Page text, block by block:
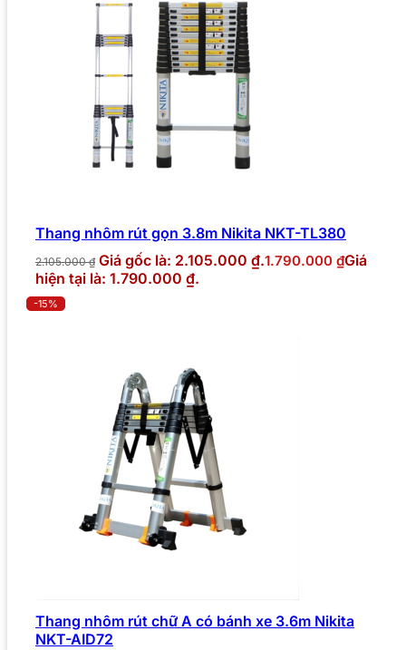
Thang nhôm rút gọn 3.8m Nikita NKT-TL380
2.105.000₫ Giá gốc là: 2.105.000 ₫.1.790.000 ₫Giá
hiện tại là: 1.790.000 ₫.
-15%
Thang nhôm rút chữ A có bánh xe 3.6m Nikita
NKT-AID72